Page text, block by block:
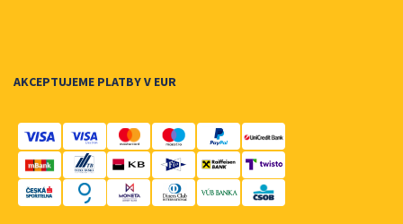
AKCEPTUJEME PLATBY V EUR